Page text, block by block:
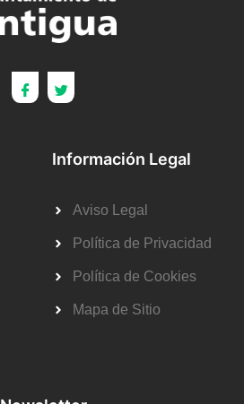
Información Legal
Aviso Legal
Política de Privacidad
Política de Cookies
Mapa de Sitio